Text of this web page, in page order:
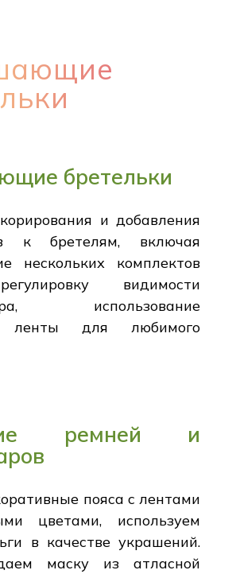
бретельки
и добавления
к бретелям, включая
нескольких комплектов
видимости
использование
ленты для любимого
ремней и
пояса с лентами
цветами, используем
в качестве украшений.
маску из атласной